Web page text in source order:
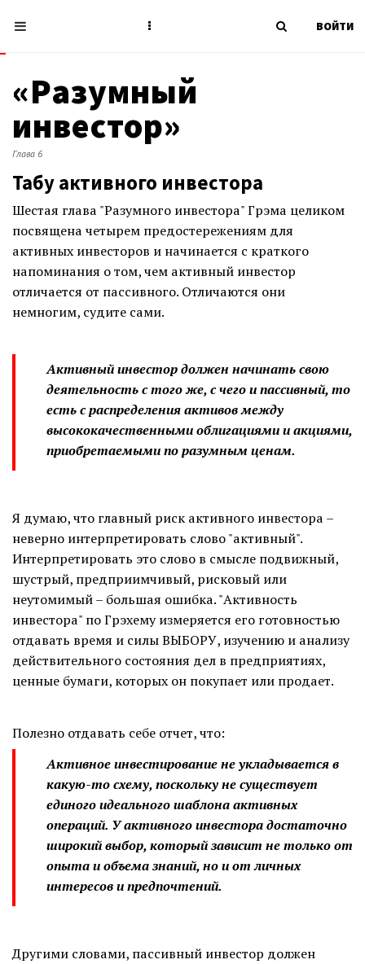
ВОЙТИ
«Разумный
инвестор»
Глава 6
Табу активного инвестора
Шестая глава "Разумного инвестора" Грэма целиком
посвящена четырем предостережениям для
активных инвесторов и начинается с краткого
напоминания о том, чем активный инвестор
отличается от пассивного. Отличаются они
немногим, судите сами.
Активный инвестор должен начинать свою
деятельность с того же, с чего и пассивный, то
есть с распределения активов между
высококачественными облигациями и акциями,
приобретаемыми по разумным ценам.
Я думаю, что главный риск активного инвестора –
неверно интерпретировать слово "активный".
Интерпретировать это слово в смысле подвижный,
шустрый, предприимчивый, рисковый или
неутомимый – большая ошибка. "Активность
инвестора" по Грэхему измеряется его готовностью
отдавать время и силы ВЫБОРУ, изучению и анализу
действительного состояния дел в предприятиях,
ценные бумаги, которых он покупает или продает.
Полезно отдавать себе отчет, что:
Активное инвестирование не укладывается в
какую-то схему, поскольку не существует
единого идеального шаблона активных
операций. У активного инвестора достаточно
широкий выбор, который зависит не только от
опыта и объема знаний, но и от личных
интересов и предпочтений.
Другими словами, пассивный инвестор должен